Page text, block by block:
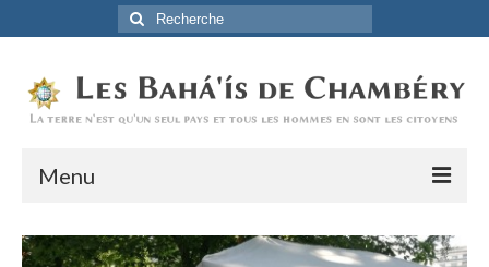
Rechercher
:
Menu
Accueil